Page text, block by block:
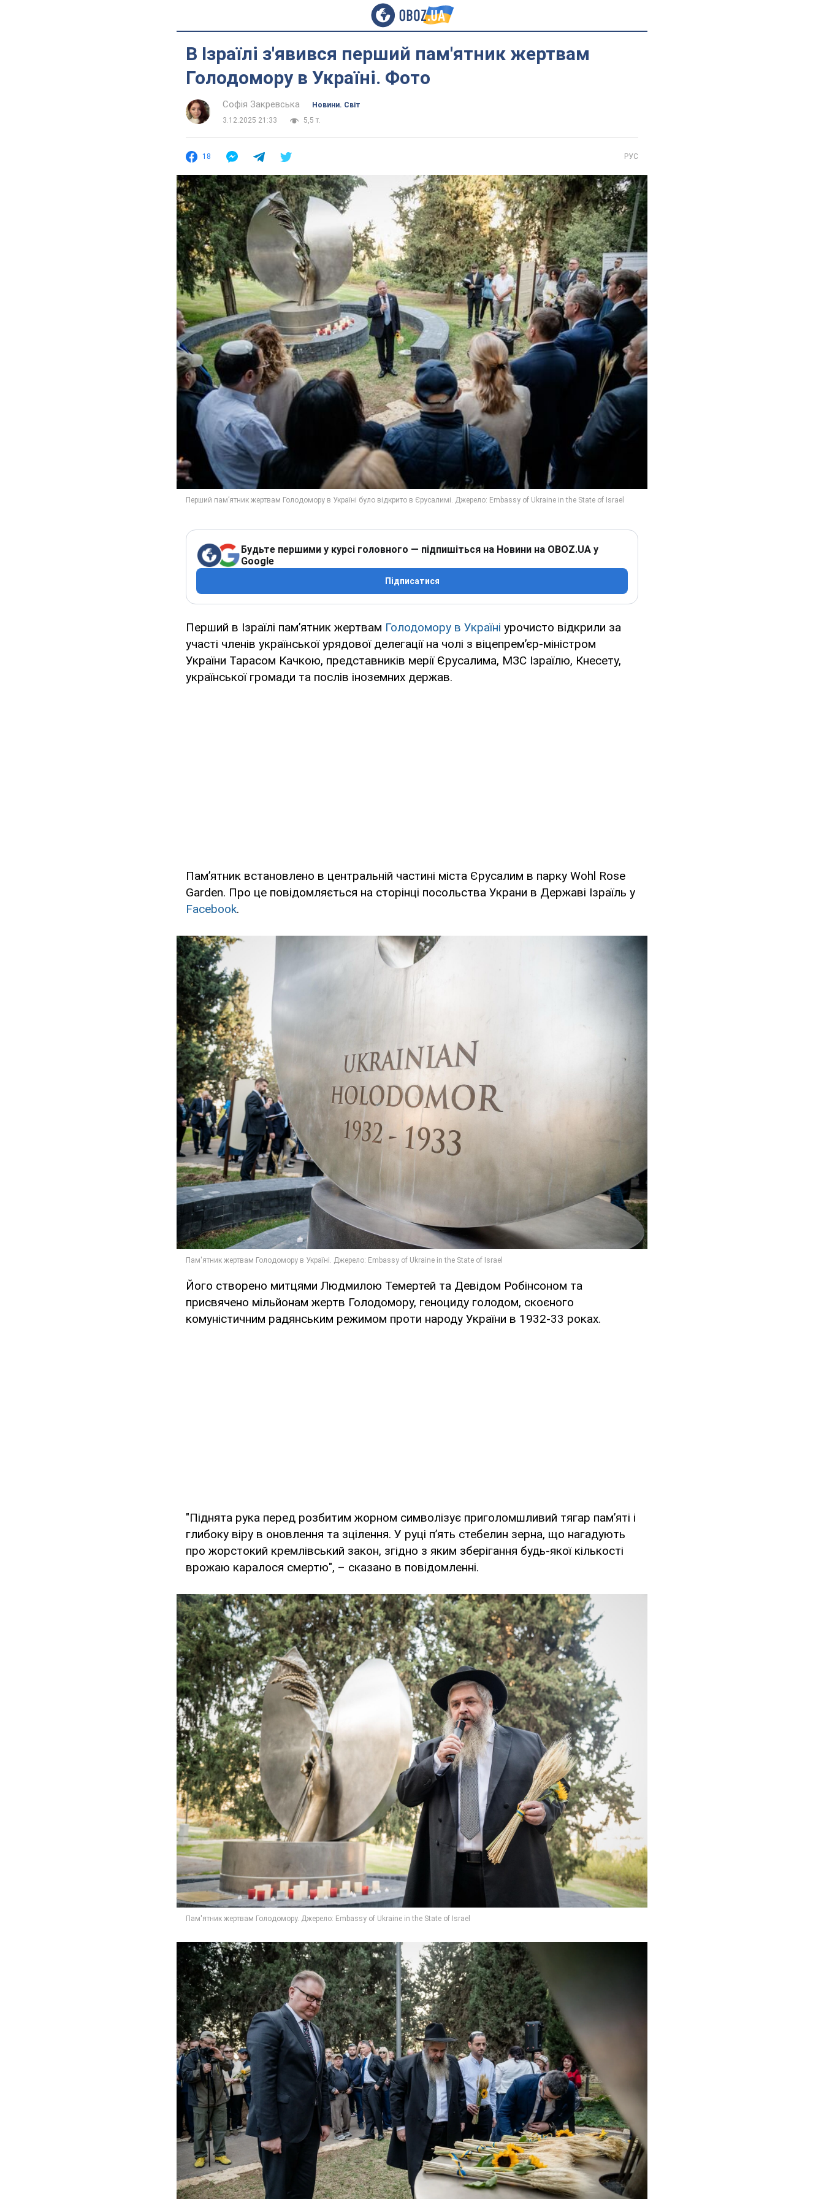
В Ізраїлі з'явився перший пам'ятник жертвам
Голодомору в Україні. Фото
Софія Закревська
Новини. Світ
3.12.2025 21:33
5,5 т.
18 РУС
Будьте першими у курсі головного — підпишіться на Новини на OBOZ.UA у
Google
Підписатися
Перший в Ізраїлі пам’ятник жертвам Голодомору в Україні урочисто відкрили за
участі членів української урядової делегації на чолі з віцепрем’єр-міністром
України Тарасом Качкою, представників мерії Єрусалима, МЗС Ізраїлю, Кнесету,
української громади та послів іноземних держав.
Пам’ятник встановлено в центральній частині міста Єрусалим в парку Wohl Rose
Garden. Про це повідомляється на сторінці посольства Украни в Державі Ізраїль у
Facebook.
Його створено митцями Людмилою Темертей та Девідом Робінсоном та
присвячено мільйонам жертв Голодомору, геноциду голодом, скоєного
комуністичним радянським режимом проти народу України в 1932-33 роках.
"Піднята рука перед розбитим жорном символізує приголомшливий тягар пам’яті і
глибоку віру в оновлення та зцілення. У руці п’ять стебелин зерна, що нагадують
про жорстокий кремлівський закон, згідно з яким зберігання будь-якої кількості
врожаю каралося смертю", – сказано в повідомленні.